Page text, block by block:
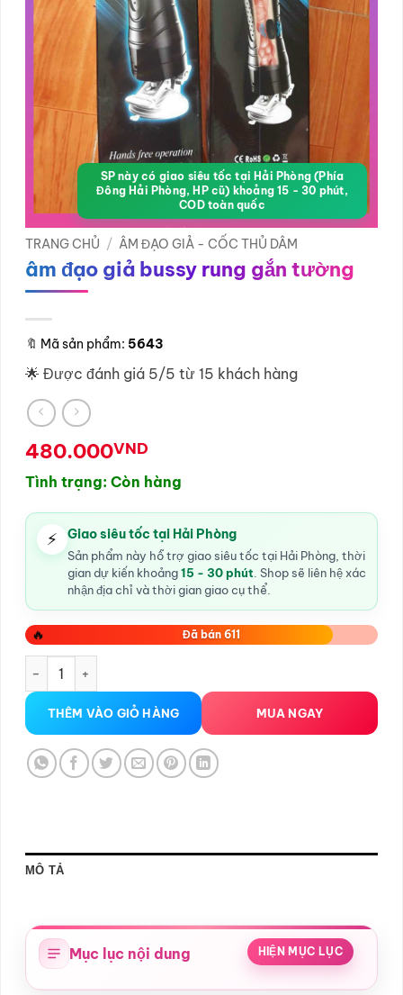
SP này có giao siêu tốc tại Hải Phòng (Phía
Đông Hải Phòng, HP cũ) khoảng 15 - 30 phút,
COD toàn quốc
TRANG CHỦ / ÂM ĐẠO GIẢ - CỐC THỦ DÂM
âm đạo giả bussy rung gắn tường
🔖 Mã sản phẩm: 5643
🌟 Được đánh giá 5/5 từ 15 khách hàng
480.000VND
Tình trạng: Còn hàng
⚡ Giao siêu tốc tại Hải Phòng
Sản phẩm này hỗ trợ giao siêu tốc tại Hải Phòng, thời
gian dự kiến khoảng15 - 30 phút . Shop sẽ liên hệ xác
nhận địa chỉ và thời gian giao cụ thể.
🔥 Đã bán 611
âm đạo giả bussy rung gắn tường số lượng
THÊM VÀO GIỎ HÀNG MUA NGAY
MÔ TẢ
Mục lục nội dung HIỆN MỤC LỤC